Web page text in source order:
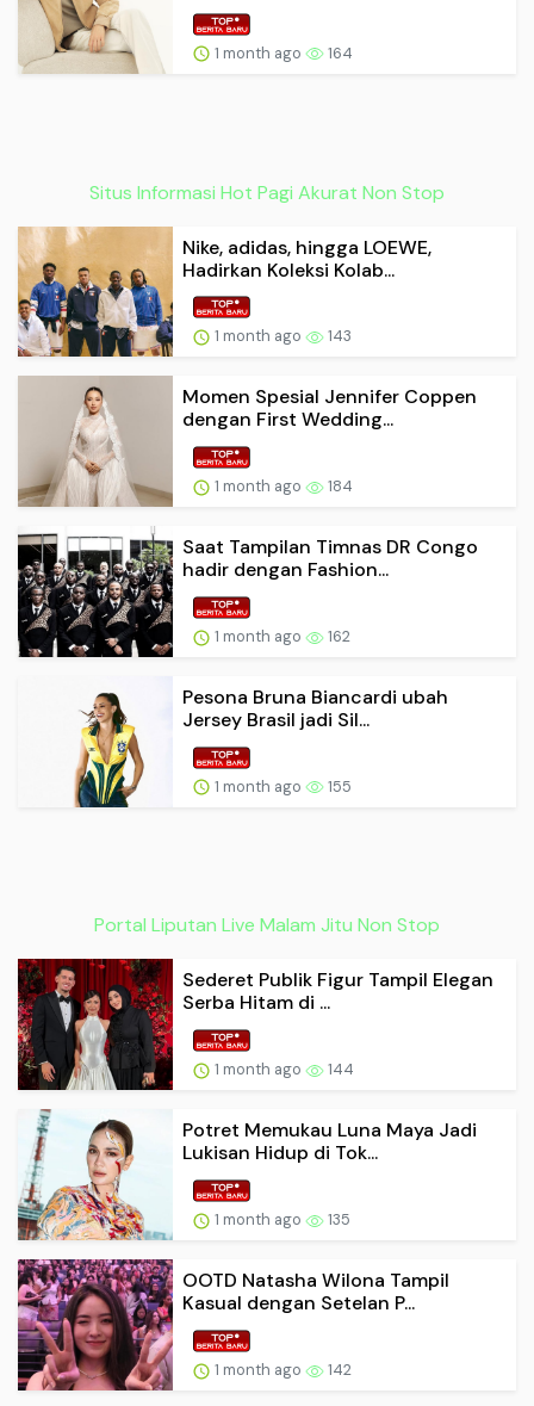
1 month ago 164
Situs Informasi Hot Pagi Akurat Non Stop
Nike, adidas, hingga LOEWE,
Hadirkan Koleksi Kolab...
1 month ago 143
Momen Spesial Jennifer Coppen
dengan First Wedding...
1 month ago 184
Saat Tampilan Timnas DR Congo
hadir dengan Fashion...
1 month ago 162
Pesona Bruna Biancardi ubah
Jersey Brasil jadi Sil...
1 month ago 155
Portal Liputan Live Malam Jitu Non Stop
Sederet Publik Figur Tampil Elegan
Serba Hitam di ...
1 month ago 144
Potret Memukau Luna Maya Jadi
Lukisan Hidup di Tok...
1 month ago 135
OOTD Natasha Wilona Tampil
Kasual dengan Setelan P...
1 month ago 142